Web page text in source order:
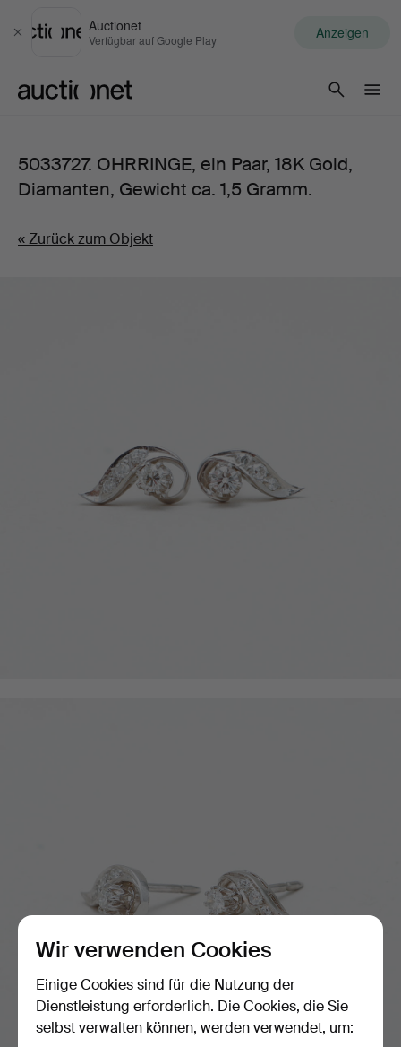
Schließen
Auctionet
Verfügbar auf Google Play Anzeigen
5033727. OHRRINGE, ein Paar, 18K Gold,
Diamanten, Gewicht ca. 1,5 Gramm.
« Zurück zum Objekt
Wir verwenden Cookies
Einige Cookies sind für die Nutzung der
Dienstleistung erforderlich. Die Cookies, die Sie
selbst verwalten können, werden verwendet, um: